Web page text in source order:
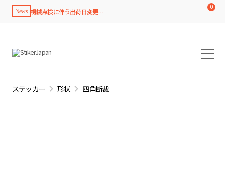
News 機械点検に伴う出荷日変更のお知... 0
ステッカー 形状 四角断裁